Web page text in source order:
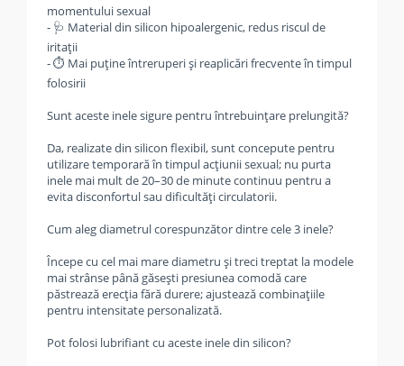
momentului sexual
- 🩺 Material din silicon hipoalergenic, redus riscul de
iritații
- ⏱️ Mai puține întreruperi și reaplicări frecvente în timpul
folosirii
Sunt aceste inele sigure pentru întrebuințare prelungită?
Da, realizate din silicon flexibil, sunt concepute pentru
utilizare temporară în timpul acțiunii sexual; nu purta
inele mai mult de 20–30 de minute continuu pentru a
evita disconfortul sau dificultăți circulatorii.
Cum aleg diametrul corespunzător dintre cele 3 inele?
Începe cu cel mai mare diametru și treci treptat la modele
mai strânse până găsești presiunea comodă care
păstrează erecția fără durere; ajustează combinațiile
pentru intensitate personalizată.
Pot folosi lubrifiant cu aceste inele din silicon?